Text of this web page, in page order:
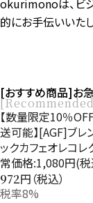
okurimonoは、ビ
的にお手伝いいたし
[おすすめ商品]お
【数量限定10％
送可能】[AGF]ブレ
ックカフェオレコレ
常価格:1,080円(
972円（税込）
税率8%